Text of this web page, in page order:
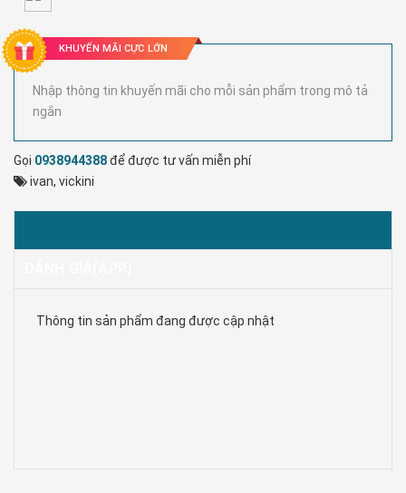
KHUYẾN MÃI CỰC LỚN
Nhập thông tin khuyến mãi cho mỗi sản phẩm trong mô tả
ngắn
Gọi 0938944388để được tư vấn miễn phí
ivan, vickini
Thông tin sản phẩm đang được cập nhật